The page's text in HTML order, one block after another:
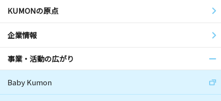
KUMONの原点
企業情報
事業・活動の広がり
Baby Kumon